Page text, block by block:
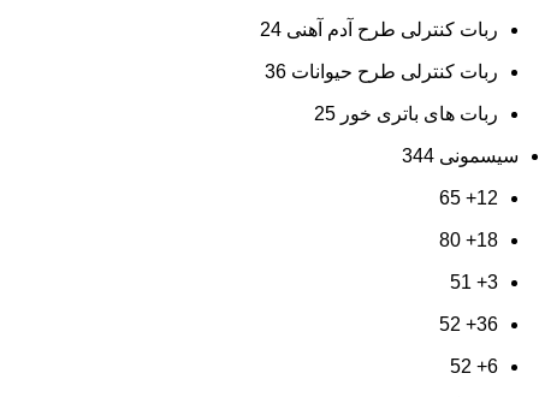
ربات کنترلی طرح آدم آهنی 24
ربات کنترلی طرح حیوانات 36
ربات های باتری خور 25
سیسمونی 344
12+
65
18+
80
3+
51
36+
52
6+
52